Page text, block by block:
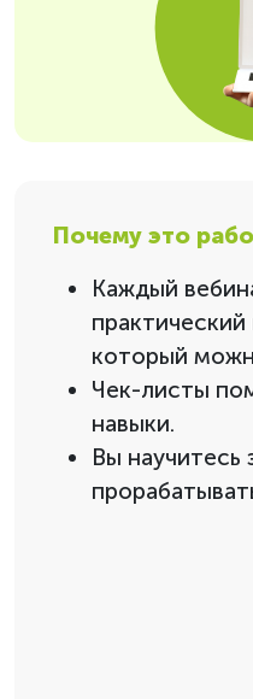
Почему это
Каждый
который
Чек-листы
навыки.
Вы научитесь